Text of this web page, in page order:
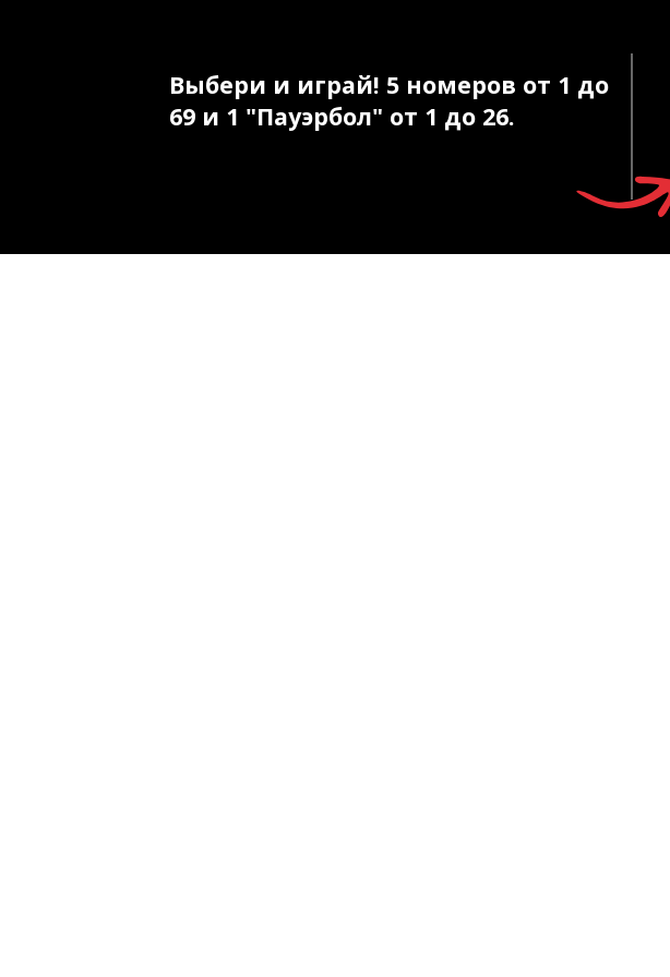
Выбери и играй! 5 номеров от 1 до
69 и 1 "Пауэрбол" от 1 до 26.